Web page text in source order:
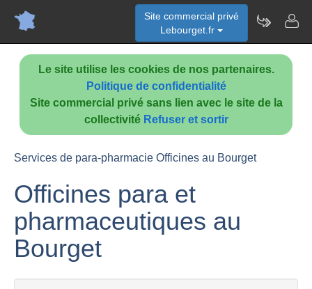
Le site utilise les cookies de nos partenaires.
Politique de confidentialité
Site commercial privé sans lien avec le site de la
collectivité Refuser et sortir
Site commercial privé
Lebourget.fr
Services de para-pharmacie Officines au Bourget
Officines para et
pharmaceutiques au
Bourget